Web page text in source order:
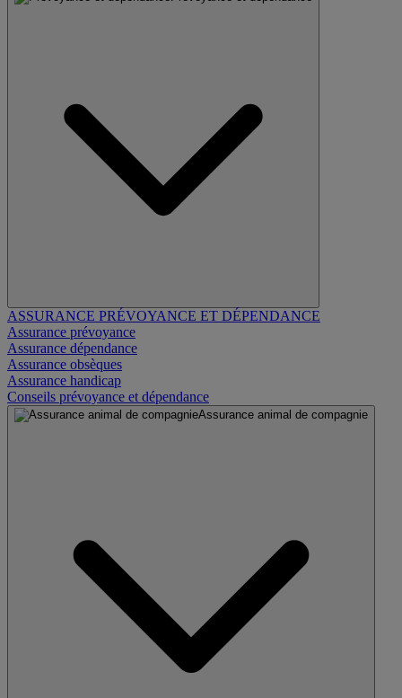
ASSURANCE PRÉVOYANCE ET DÉPENDANCE
Assurance prévoyance
Assurance dépendance
Assurance obsèques
Assurance handicap
Conseils prévoyance et dépendance
Assurance animal de compagnie